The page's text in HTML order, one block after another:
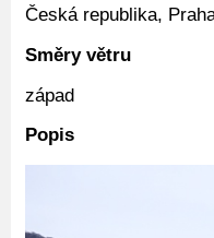
Česká republika,
Směry větru
západ
Popis